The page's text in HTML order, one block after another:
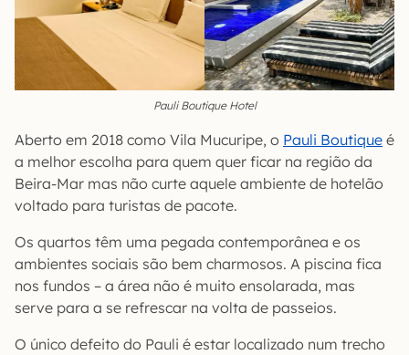
Pauli Boutique Hotel
Aberto em 2018 como Vila Mucuripe, o Pauli Boutique é
a melhor escolha para quem quer ficar na região da
Beira-Mar mas não curte aquele ambiente de hotelão
voltado para turistas de pacote.
Os quartos têm uma pegada contemporânea e os
ambientes sociais são bem charmosos. A piscina fica
nos fundos – a área não é muito ensolarada, mas
serve para a se refrescar na volta de passeios.
O único defeito do Pauli é estar localizado num trecho